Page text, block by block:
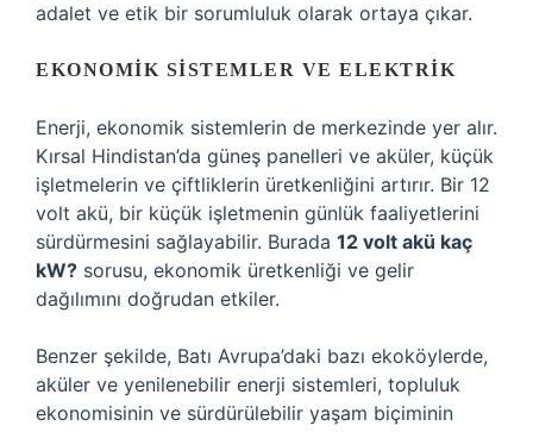
adalet ve etik bir sorumluluk olarak ortaya çıkar.
EKONOMIK SISTEMLER VE ELEKTRIK
Enerji, ekonomik sistemlerin de merkezinde yer alır.
Kırsal Hindistan’da güneş panelleri ve aküler, küçük
işletmelerin ve çiftliklerin üretkenliğini artırır. Bir 12
volt akü, bir küçük işletmenin günlük faaliyetlerini
sürdürmesini sağlayabilir. Burada 12 volt akü kaç
kW? sorusu, ekonomik üretkenliği ve gelir
dağılımını doğrudan etkiler.
Benzer şekilde, Batı Avrupa’daki bazı ekoköylerde,
aküler ve yenilenebilir enerji sistemleri, topluluk
ekonomisinin ve sürdürülebilir yaşam biçiminin